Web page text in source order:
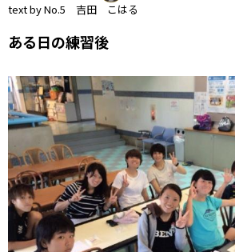
text by No.5 吉田 こはる
ある日の練習後